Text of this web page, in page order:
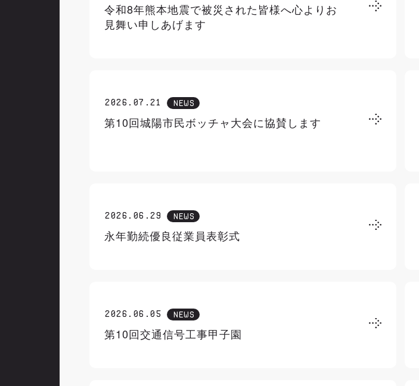
令和8年熊本地震で被災された皆様へ心よりお
見舞い申しあげます
2026.07.21 NEWS
第10回城陽市民ボッチャ大会に協賛します
2026.06.29 NEWS
永年勤続優良従業員表彰式
2026.06.05 NEWS
第10回交通信号工事甲子園